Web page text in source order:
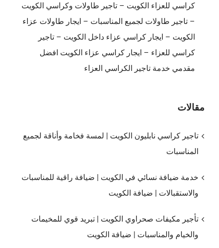
كراسي للعزاء الكويت – تاجير طاولات وكراسي الكويت
– تاجير طاولات لجميع المناسبات – ايجار طاولات عزاء
الكويت – ايجار كراسي عزاء داخل الكويت – تاجير
كراسي للعزاء – ايجار كراسي عزاء الكويت افضل
مقدمي خدمة تاجير الكراسي العزاء
مقالات
تاجير كراسي نابليون الكويت | لمسة فخامة وأناقة لجميع
المناسبات
خدمة ضيافة نسائي في الكويت | ضيافة راقية للمناسبات
والاستقبالات | ضيافة الكويت
تأجير مكيفات صحراوي الكويت | تبريد قوي للمخيمات
والخيام والمناسبات | ضيافة الكويت